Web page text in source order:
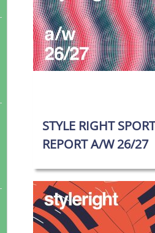
STYLE RIGHT
REPORT A/W 26/27